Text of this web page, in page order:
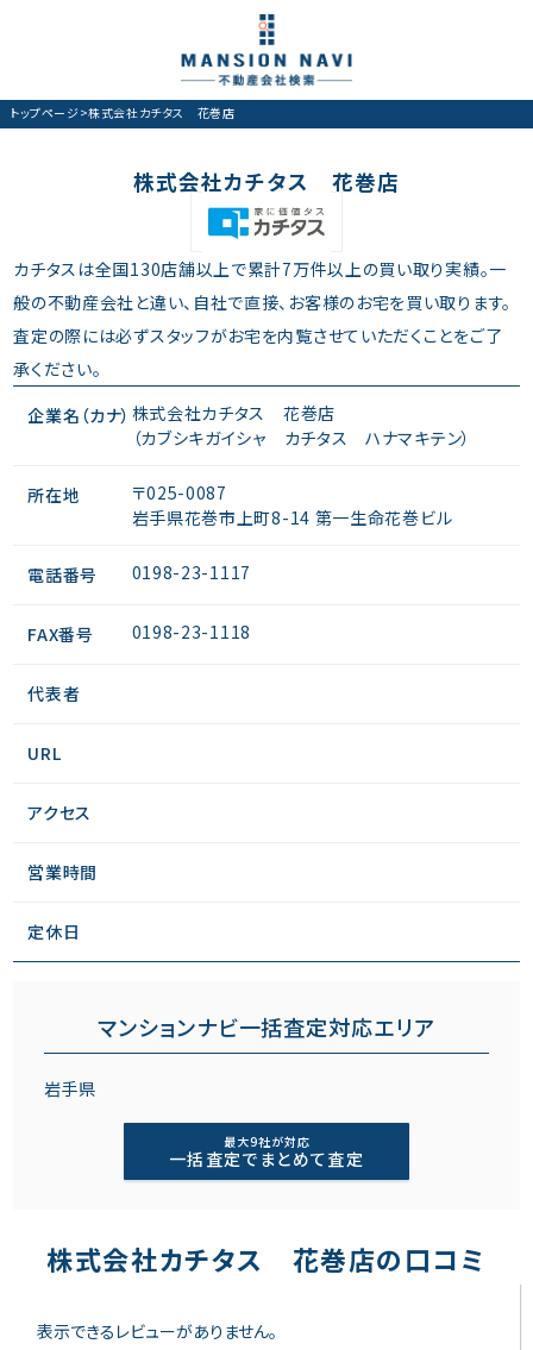
トップページ>株式会社カチタス 花巻店
株式会社カチタス 花巻店
カチタスは全国130店舗以上で累計7万件以上の買い取り実績。一
般の不動産会社と違い、自社で直接、お客様のお宅を買い取ります。
査定の際には必ずスタッフがお宅を内覧させていただくことをご了
承ください。
企業名（カナ） 株式会社カチタス 花巻店
（カブシキガイシャ カチタス ハナマキテン）
所在地
〒025-0087
岩手県花巻市上町8-14 第一生命花巻ビル
電話番号 0198-23-1117
FAX番号 0198-23-1118
代表者
URL
アクセス
営業時間
定休日
マンションナビ一括査定対応エリア
岩手県
最大9社が対応
一括査定でまとめて査定
株式会社カチタス 花巻店の口コミ
表示できるレビューがありません。